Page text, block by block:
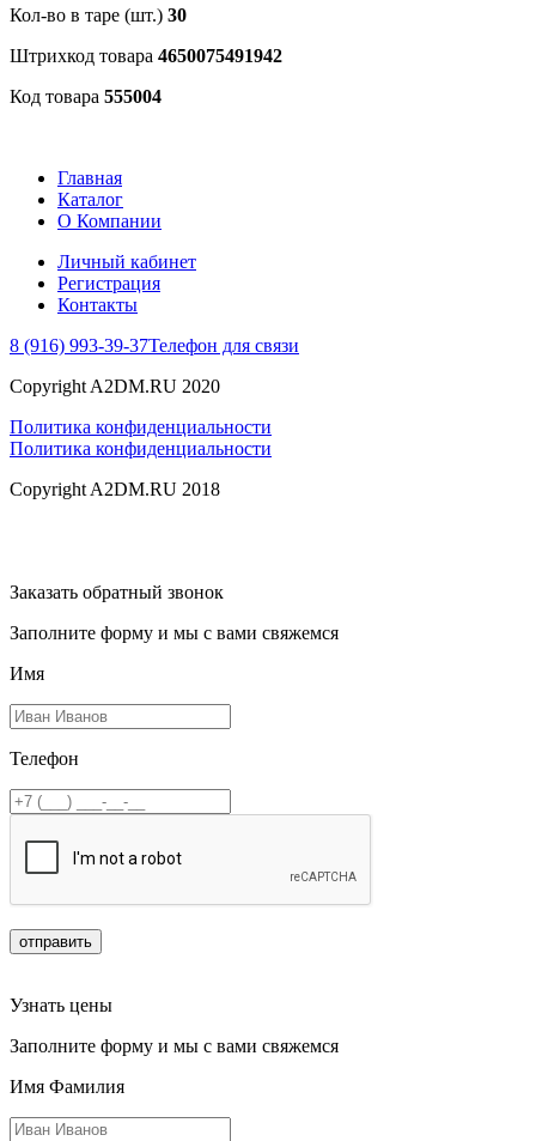
Кол-во в таре (шт.) 30
Штрихкод товара 4650075491942
Код товара 555004
Главная
Каталог
О Компании
Личный кабинет
Регистрация
Контакты
8 (916) 993-39-37Телефон для связи
Copyright A2DM.RU 2020
Политика конфиденциальности
Политика конфиденциальности
Copyright A2DM.RU 2018
Заказать обратный звонок
Заполните форму и мы с вами свяжемся
Имя
Телефон
отправить
Узнать цены
Заполните форму и мы с вами свяжемся
Имя Фамилия